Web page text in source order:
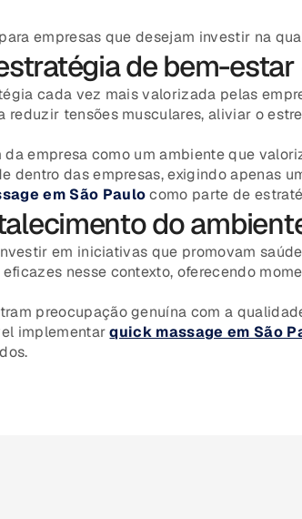
empresas que desejam investir na
de bem-
cada vez mais valorizada pelas
reduzir tensões musculares, aliviar o
empresa como um ambiente que
das empresas, exigindo apenas
em São Paulocomo parte de
do
em iniciativas que promovam
nesse contexto, oferecendo
preocupação genuína com a
implementarquick massage em São